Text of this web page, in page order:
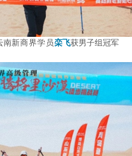
南新商界学员栾飞获男子组冠军